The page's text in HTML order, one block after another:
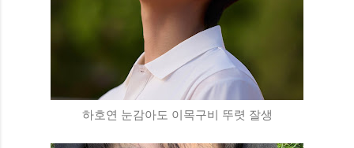
하호연 눈감아도 이목구비 뚜렷 잘생